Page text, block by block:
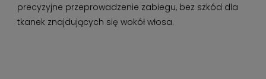
precyzyjne przeprowadzenie zabiegu, bez szkód dla
tkanek znajdujących się wokół włosa.